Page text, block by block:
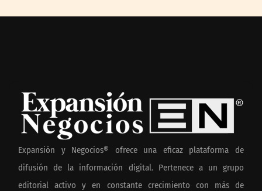
Expansión y Negocios® ofrece una eficaz plataforma de
difusión de la información digital. Pertenece a un grupo
editorial activo y en constante crecimiento con más de